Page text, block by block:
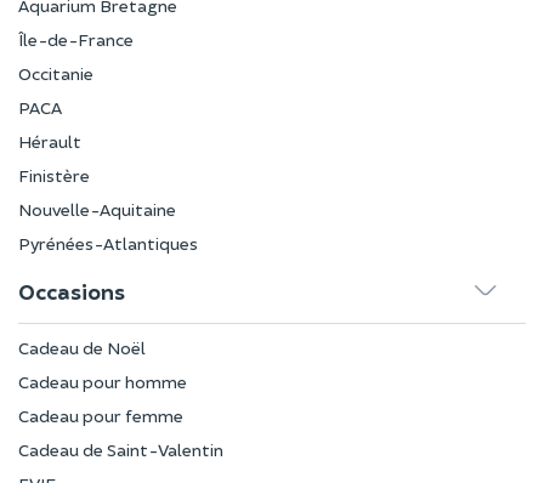
Aquarium Bretagne
Île-de-France
Occitanie
PACA
Hérault
Finistère
Nouvelle-Aquitaine
Pyrénées-Atlantiques
Occasions
Cadeau de Noël
Cadeau pour homme
Cadeau pour femme
Cadeau de Saint-Valentin